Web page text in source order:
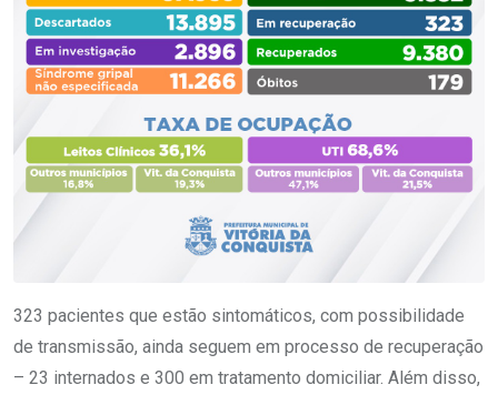
323 pacientes que estão sintomáticos, com possibilidade
de transmissão, ainda seguem em processo de recuperação
– 23 internados e 300 em tratamento domiciliar. Além disso,